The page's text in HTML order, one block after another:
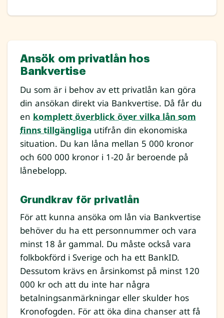
Ansök om privatlån hos
Bankvertise
Du som är i behov av ett privatlån kan göra
din ansökan direkt via Bankvertise. Då får du
en komplett överblick över vilka lån som
finns tillgängliga utifrån din ekonomiska
situation. Du kan låna mellan 5 000 kronor
och 600 000 kronor i 1-20 år beroende på
lånebelopp.
Grundkrav för privatlån
För att kunna ansöka om lån via Bankvertise
behöver du ha ett personnummer och vara
minst 18 år gammal. Du måste också vara
folkbokförd i Sverige och ha ett BankID.
Dessutom krävs en årsinkomst på minst 120
000 kr och att du inte har några
betalningsanmärkningar eller skulder hos
Kronofogden. För att öka dina chanser att få